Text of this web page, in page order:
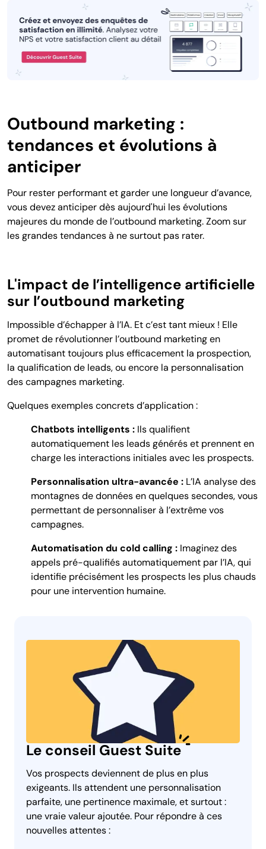
Outbound marketing :
tendances et évolutions à
anticiper
Pour rester performant et garder une longueur d’avance,
vous devez anticiper dès aujourd'hui les évolutions
majeures du monde de l’outbound marketing. Zoom sur
les grandes tendances à ne surtout pas rater.
L'impact de l’intelligence artificielle
sur l’outbound marketing
Impossible d’échapper à l’IA. Et c’est tant mieux ! Elle
promet de révolutionner l’outbound marketing en
automatisant toujours plus efficacement la prospection,
la qualification de leads, ou encore la personnalisation
des campagnes marketing.
Quelques exemples concrets d’application :
Chatbots intelligents : Ils qualifient
automatiquement les leads générés et prennent en
charge les interactions initiales avec les prospects.
Personnalisation ultra-avancée : L’IA analyse des
montagnes de données en quelques secondes, vous
permettant de personnaliser à l’extrême vos
campagnes.
Automatisation du cold calling : Imaginez des
appels pré-qualifiés automatiquement par l’IA, qui
identifie précisément les prospects les plus chauds
pour une intervention humaine.
Le conseil Guest Suite
Vos prospects deviennent de plus en plus
exigeants. Ils attendent une personnalisation
parfaite, une pertinence maximale, et surtout :
une vraie valeur ajoutée. Pour répondre à ces
nouvelles attentes :